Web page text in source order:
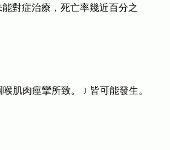
對症治療，死亡率幾近百分之
肌肉痙攣所致。﹞皆可能發生。